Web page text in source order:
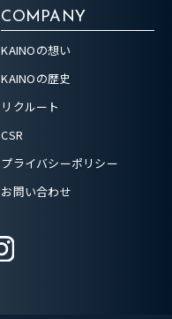
COMPANY
KAINOの想い
KAINOの歴史
リクルート
CSR
プライバシーポリシー
お問い合わせ